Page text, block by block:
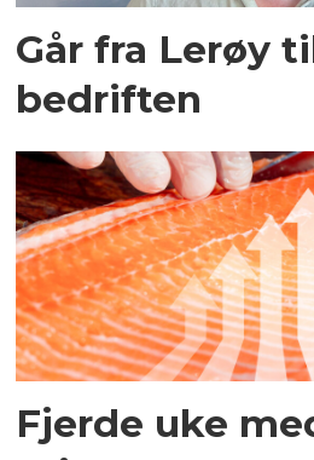
Går fra Lerøy
bedriften
Fjerde uke